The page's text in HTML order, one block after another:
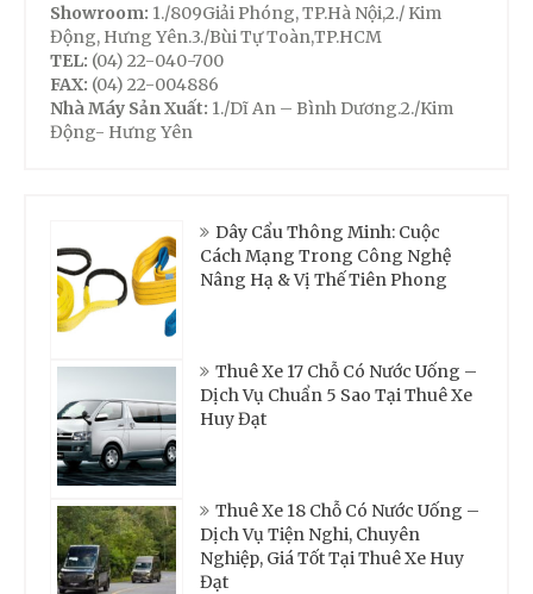
Showroom: 1./809Giải Phóng, TP.Hà Nội,2./ Kim
Động, Hưng Yên.3./Bùi Tự Toàn,TP.HCM
TEL: (04) 22-040-700
FAX: (04) 22-004886
Nhà Máy Sản Xuất: 1./Dĩ An – Bình Dương.2./Kim
Động- Hưng Yên
Dây Cẩu Thông Minh: Cuộc
Cách Mạng Trong Công Nghệ
Nâng Hạ & Vị Thế Tiên Phong
Thuê Xe 17 Chỗ Có Nước Uống –
Dịch Vụ Chuẩn 5 Sao Tại Thuê Xe
Huy Đạt
Thuê Xe 18 Chỗ Có Nước Uống –
Dịch Vụ Tiện Nghi, Chuyên
Nghiệp, Giá Tốt Tại Thuê Xe Huy
Đạt